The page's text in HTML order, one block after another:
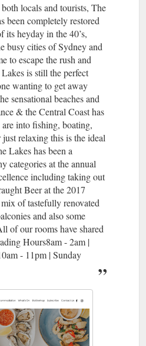
locals and tourists, The
been completely restored
its heyday in the 40’s,
busy cities of Sydney and
to escape the rush and
is still the perfect
wanting to get away
sensational beaches and
& the Central Coast has
into fishing, boating,
relaxing this is the ideal
Lakes has been a
categories at the annual
including taking out
Beer at the 2017
of tastefully renovated
and also some
of our rooms have shared
Hours8am - 2am |
- 11pm | Sunday